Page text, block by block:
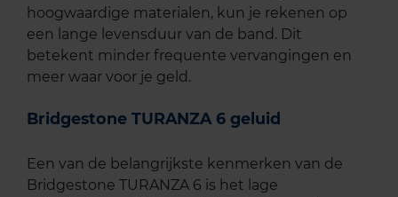
hoogwaardige materialen, kun je rekenen op
een lange levensduur van de band. Dit
betekent minder frequente vervangingen en
meer waar voor je geld.
Bridgestone TURANZA 6 geluid
Een van de belangrijkste kenmerken van de
Bridgestone TURANZA 6 is het lage